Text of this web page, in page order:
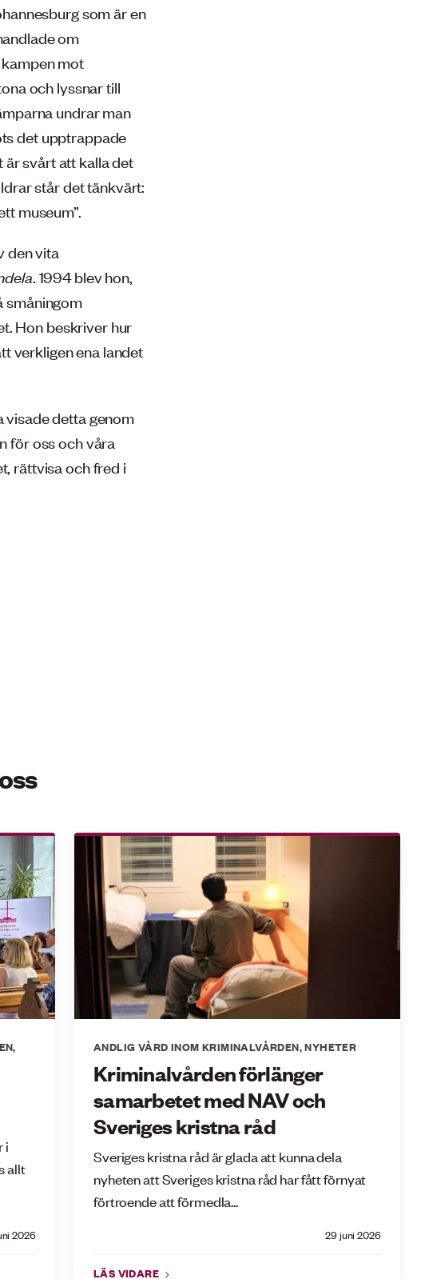
som är en
om
mot
och lyssnar till
undrar man
det upptrappade
är svårt att kalla det
står det tänkvärt:
museum”.
den vita
. 1994 blev hon,
småningom
Hon beskriver hur
verkligen ena landet
visade detta genom
för oss och våra
rättvisa och fred i
,
2026
i
allt
ANDLIG VÅRD INOM KRIMINALVÅRDEN,NYHETER
Kriminalvården förlänger
samarbetet med NAV och
Sveriges kristna råd
29 juni 2026
Sveriges kristna råd är glada att kunna dela
nyheten att Sveriges kristna råd har fått förnyat
förtroende att förmedla...
LÄS VIDARE